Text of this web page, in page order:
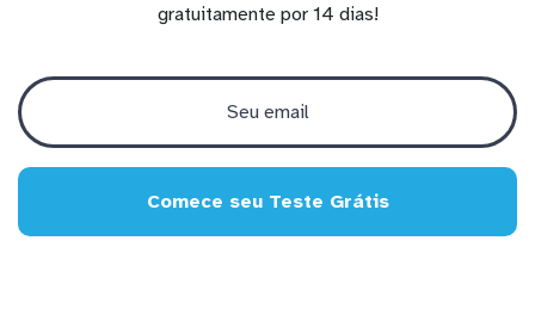
gratuitamente por 14 dias!
Comece seu Teste Grátis